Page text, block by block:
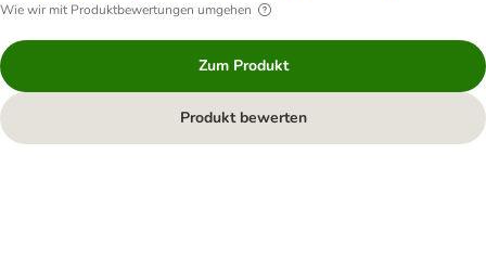
Wie wir mit Produktbewertungen umgehen
Zum Produkt
Produkt bewerten